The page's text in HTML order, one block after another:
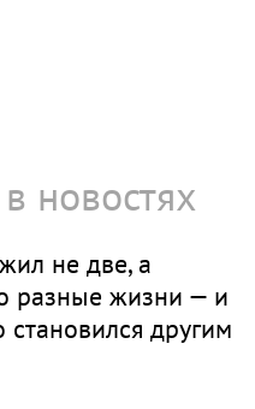
новостях
не две, а
разные жизни — и
другим